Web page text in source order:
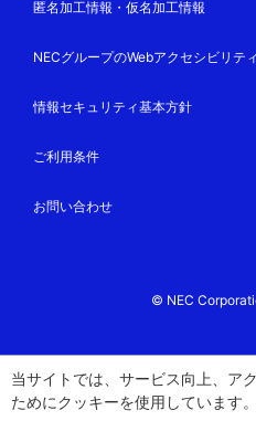
当サイトでは、サービス向上、ア
ためにクッキーを使用しています。
匿名加工情報・仮名加工情報
NECグループのWebアクセシビリティ
情報セキュリティ基本方針
ご利用条件
お問い合わせ
© NEC